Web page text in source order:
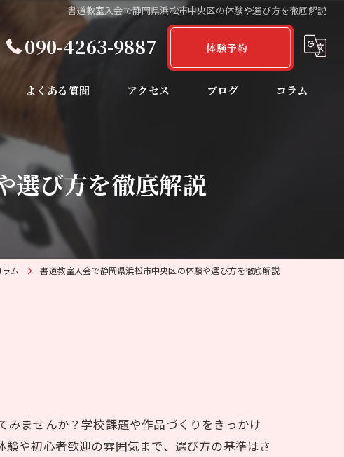
書道教室入会で静岡県浜松市中央区の体験や選び方を徹底解説
090-4263-9887 体験予約
よくある質問 アクセス ブログ コラム
選び方を徹底解説
ラム 書道教室入会で静岡県浜松市中央区の体験や選び方を徹底解説
ませんか？学校課題や作品づくりをきっかけ
や初心者歓迎の雰囲気まで、選び方の基準はさ